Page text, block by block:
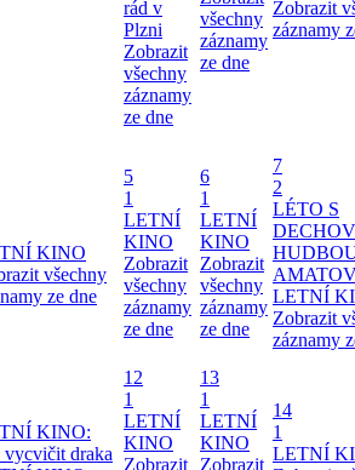
rád v
Plzni
Zobrazit
všechny
záznamy
ze dne
všechny
záznamy
ze dne
Zobrazit
záznamy
KINO
všechny
ze dne
5
1
LETNÍ
KINO
Zobrazit
všechny
záznamy
ze dne
6
1
LETNÍ
KINO
Zobrazit
všechny
záznamy
ze dne
7
2
LÉTO S
LETNÍ
Zobrazit
záznamy
KINO:
vycvičit draka
12
1
LETNÍ
KINO
Zobrazit
13
1
LETNÍ
KINO
Zobrazit
14
1
LETNÍ